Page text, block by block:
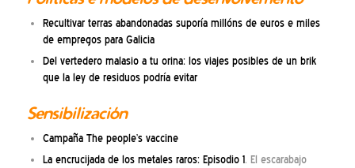
Recultivar terras abandonadas suporía millóns de euros e miles
de empregos para Galicia
Del vertedero malasio a tu orina: los viajes posibles de un brik
que la ley de residuos podría evitar
Sensibilización
Campaña The people’s vaccine
La encrucijada de los metales raros: Episodio 1. El escarabajo